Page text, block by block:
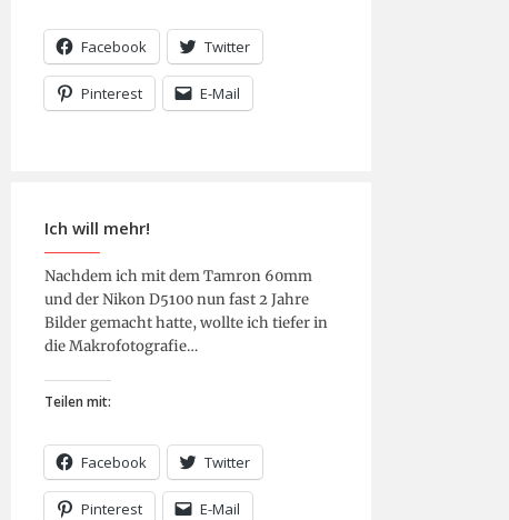
Facebook Twitter
Pinterest E-Mail
Ich will mehr!
Nachdem ich mit dem Tamron 60mm
und der Nikon D5100 nun fast 2 Jahre
Bilder gemacht hatte, wollte ich tiefer in
die Makrofotografie…
Teilen mit:
Facebook Twitter
Pinterest E-Mail